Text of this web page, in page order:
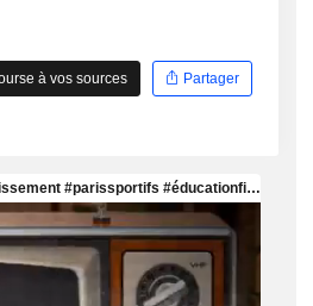
à vos sources Partager